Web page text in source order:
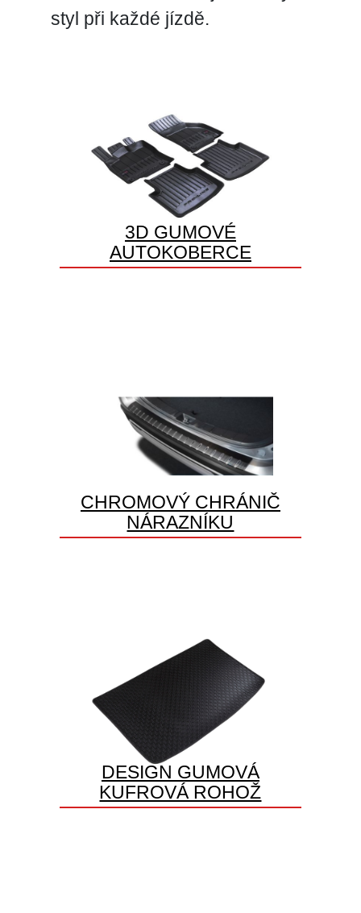
styl při každé jízdě.
3D GUMOVÉ
AUTOKOBERCE
CHROMOVÝ CHRÁNIČ
NÁRAZNÍKU
DESIGN GUMOVÁ
KUFROVÁ ROHOŽ